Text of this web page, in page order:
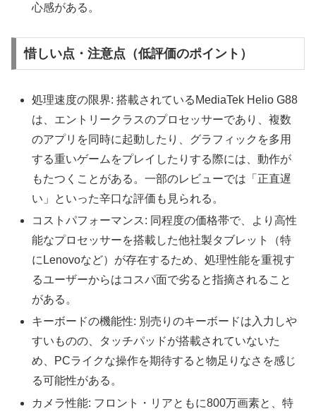
心感がある。
惜しい点・注意点（低評価のポイント）
処理速度の限界: 搭載されているMediaTek Helio G88
は、エントリークラスのプロセッサーであり、複数
のアプリを同時に起動したり、グラフィックを多用
する重いゲームをプレイしたりする際には、動作が
もたつくことがある。一部のレビューでは「正直遅
い」といった辛口な評価も見られる。
コストパフォーマンス: 同程度の価格帯で、より高性
能なプロセッサーを搭載した他社製タブレット（特
にLenovoなど）が存在するため、処理性能を重視す
るユーザーからはコスパ面で劣ると指摘されること
がある。
キーボードの機能性: 別売りのキーボードは入力しや
すいものの、タッチパッドが搭載されていないた
め、PCライクな操作を期待すると物足りなさを感じ
る可能性がある。
カメラ性能: フロント・リアともに800万画素と、特